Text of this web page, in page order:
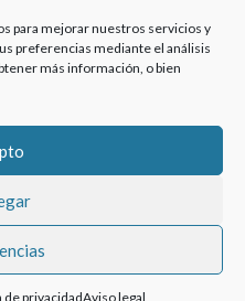
para mejorar nuestros servicios y
preferencias mediante el análisis
más información, o bien
de privacidadAviso legal
Astiglass